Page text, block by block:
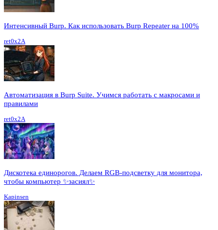
Интенсивный Burp. Как использовать Burp Repeater на 100%
ret0x2A
Автоматизация в Burp Suite. Учимся работать с макросами и
правилами
ret0x2A
Дискотека единорогов. Делаем RGB-подсветку для монитора,
чтобы компьютер ✨засиял✨
Kapinsen